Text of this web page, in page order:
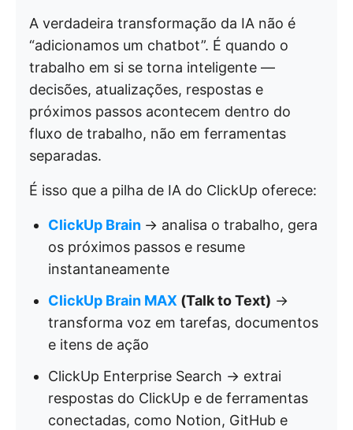
A verdadeira transformação da IA não é
“adicionamos um chatbot”. É quando o
trabalho em si se torna inteligente —
decisões, atualizações, respostas e
próximos passos acontecem dentro do
fluxo de trabalho, não em ferramentas
separadas.
É isso que a pilha de IA do ClickUp oferece:
ClickUp Brain → analisa o trabalho, gera
os próximos passos e resume
instantaneamente
ClickUp Brain MAX (Talk to Text) →
transforma voz em tarefas, documentos
e itens de ação
ClickUp Enterprise Search → extrai
respostas do ClickUp e de ferramentas
conectadas, como Notion, GitHub e